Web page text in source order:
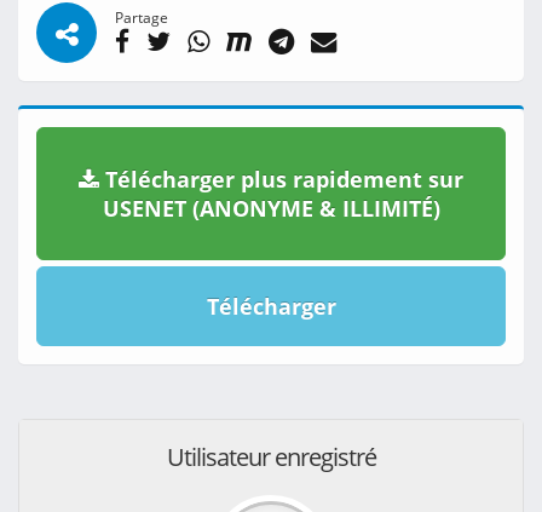
Partage
Télécharger plus rapidement sur
USENET (ANONYME & ILLIMITÉ)
Télécharger
Utilisateur enregistré